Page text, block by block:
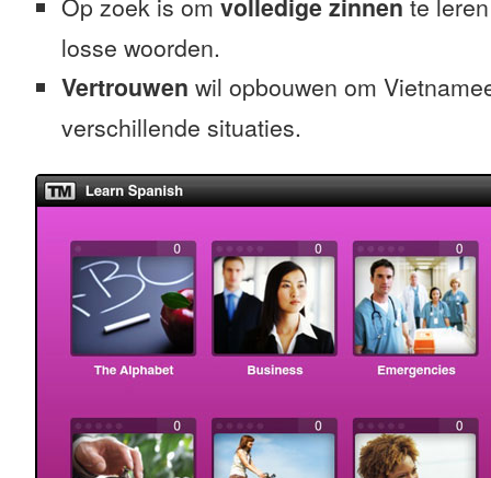
Op zoek is om volledige zinnen te
losse woorden.
Vertrouwen wil opbouwen om
verschillende situaties.